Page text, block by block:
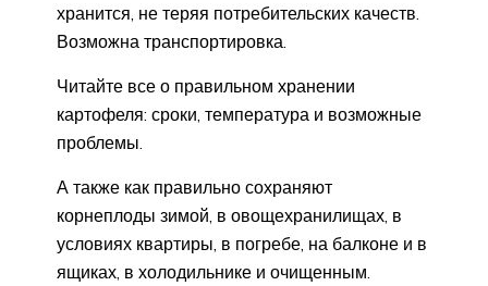
хранится, не теряя потребительских качеств.
Возможна транспортировка.
Читайте все о правильном хранении
картофеля: сроки, температура и возможные
проблемы.
А также как правильно сохраняют
корнеплоды зимой, в овощехранилищах, в
условиях квартиры, в погребе, на балконе и в
ящиках, в холодильнике и очищенным.